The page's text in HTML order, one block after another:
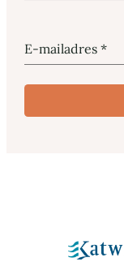
E-mailadres*